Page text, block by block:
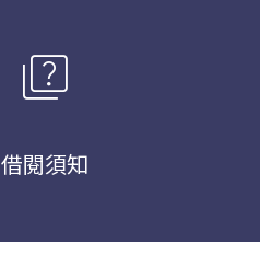
quiz
借閱須知